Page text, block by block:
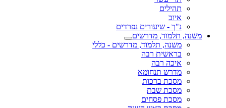
תהילים
איוב
נ"ך - שיעורים נפרדים
משנה, תלמוד, מדרשים
משנה, תלמוד, מדרשים - כללי
בראשית רבה
איכה רבה
מדרש תנחומא
מסכת ברכות
מסכת שבת
מסכת פסחים